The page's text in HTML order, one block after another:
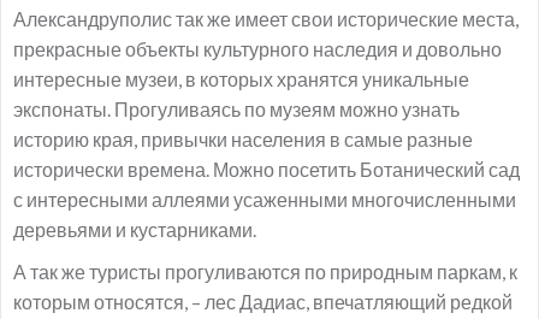
Александруполис так же имеет свои исторические места,
прекрасные объекты культурного наследия и довольно
интересные музеи, в которых хранятся уникальные
экспонаты. Прогуливаясь по музеям можно узнать
историю края, привычки населения в самые разные
исторически времена. Можно посетить Ботанический сад
с интересными аллеями усаженными многочисленными
деревьями и кустарниками.
А так же туристы прогуливаются по природным паркам, к
которым относятся, – лес Дадиас, впечатляющий редкой